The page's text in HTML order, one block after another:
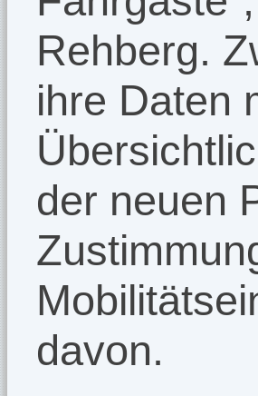
Rehberg.
ihre Daten
der neuen
davon.